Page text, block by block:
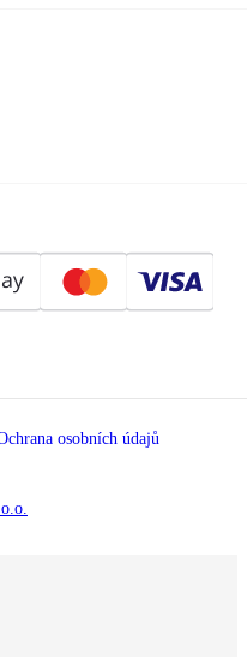
osobních údajů